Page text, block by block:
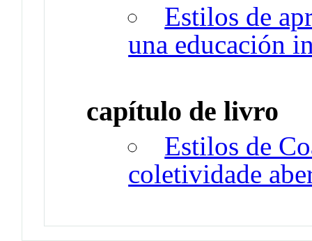
Estilos de
una educación
capítulo de livro
Estilos de
coletividade